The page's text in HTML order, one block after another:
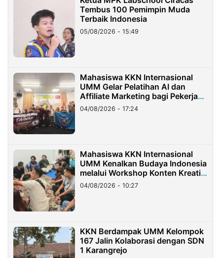
Tembus 100 Pemimpin Muda
Terbaik Indonesia
05/08/2026 - 15:49
Mahasiswa KKN Internasional
UMM Gelar Pelatihan AI dan
Affiliate Marketing bagi Pekerja
Migran Indonesia di Taiwan
04/08/2026 - 17:24
Mahasiswa KKN Internasional
UMM Kenalkan Budaya Indonesia
melalui Workshop Konten Kreatif
di Taiwan
04/08/2026 - 10:27
KKN Berdampak UMM Kelompok
167 Jalin Kolaborasi dengan SDN
1 Karangrejo